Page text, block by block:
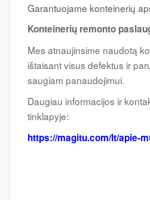
Garantuojame konteinerių
Konteinerių remonto
Mes atnaujinsime naudotą
ištaisant visus defektus ir
saugiam panaudojimui.
Daugiau informacijos ir
tinklapyje:
https://magitu.com/lt/apie-